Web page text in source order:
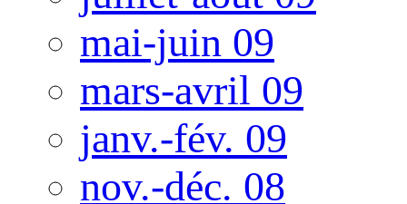
mai-juin 09
mars-avril 09
janv.-fév. 09
nov.-déc. 08